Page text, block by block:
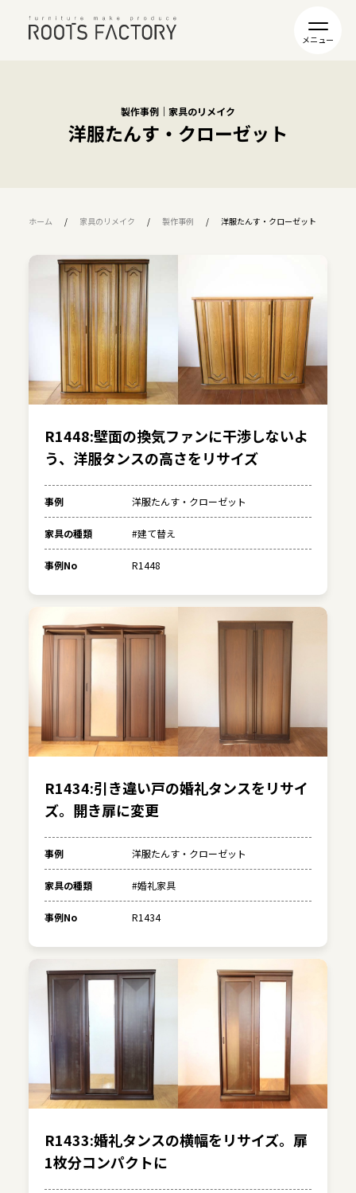
製作事例｜家具のリメイク
洋服たんす・クローゼット
ホーム 家具のリメイク 製作事例 洋服たんす・クローゼット
R1448:壁面の換気ファンに干渉しないよ
う、洋服タンスの高さをリサイズ
事例 洋服たんす・クローゼット
家具の種類 #建て替え
事例No R1448
R1434:引き違い戸の婚礼タンスをリサイ
ズ。開き扉に変更
事例 洋服たんす・クローゼット
家具の種類 #婚礼家具
事例No R1434
R1433:婚礼タンスの横幅をリサイズ。扉
1枚分コンパクトに